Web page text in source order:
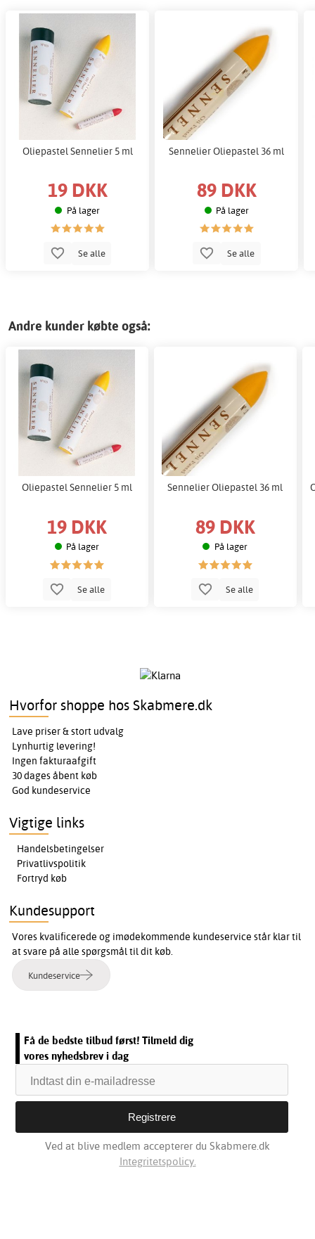
Oliepastel Sennelier 5 ml
19 DKK
På lager
Se alle
Sennelier Oliepastel 36 ml
89 DKK
På lager
Se alle
Andre kunder købte også:
Oliepastel Sennelier 5 ml
19 DKK
På lager
Se alle
Sennelier Oliepastel 36 ml
89 DKK
På lager
Se alle
Hvorfor shoppe hos Skabmere.dk
Lave priser & stort udvalg
Lynhurtig levering!
Ingen fakturaafgift
30 dages åbent køb
God kundeservice
Vigtige links
Handelsbetingelser
Privatlivspolitik
Fortryd køb
Kundesupport
Vores kvalificerede og imødekommende kundeservice står klar til
at svare på alle spørgsmål til dit køb.
Kundeservice
Få de bedste tilbud først! Tilmeld dig
vores nyhedsbrev i dag
Ved at blive medlem accepterer du Skabmere.dk
Integritetspolicy.